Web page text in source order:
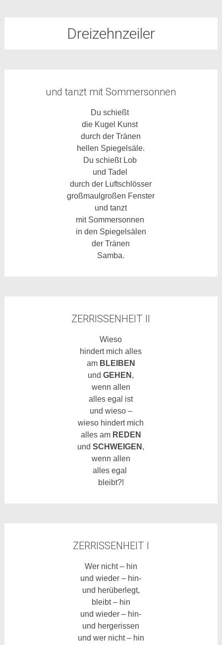
Dreizehnzeiler
und tanzt mit Sommersonnen
Du schießt
die Kugel Kunst
durch der Tränen
hellen Spiegelsäle.
Du schießt Lob
und Tadel
durch der Luftschlösser
großmaulgroßen Fenster
und tanzt
mit Sommersonnen
in den Spiegelsälen
der Tränen
Samba.
ZERRISSENHEIT II
Wieso
hindert mich alles
am BLEIBEN
undGEHEN ,
wenn allen
alles egal ist
und wieso –
wieso hindert mich
alles am REDEN
undSCHWEIGEN ,
wenn allen
alles egal
bleibt?!
ZERRISSENHEIT I
Wer nicht – hin
und wieder – hin-
und herüberlegt,
bleibt – hin
und wieder – hin-
und hergerissen
und wer nicht – hin